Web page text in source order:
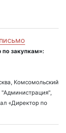
закупкам»:
Комсомольский
«Директор по